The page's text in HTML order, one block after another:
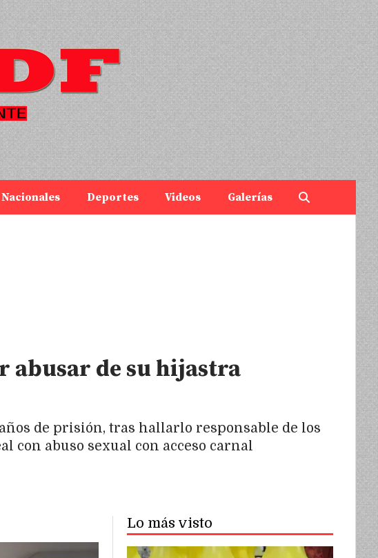
Nacionales Deportes Videos Galerías
abusar de su hijastra
de prisión, tras hallarlo responsable de los
con abuso sexual con acceso carnal
Lo más visto